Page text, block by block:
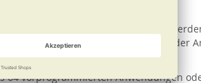
Verspannungen können gelindert
am Gürtel, um auch während der
64 vorprogrammierten Anwendungen